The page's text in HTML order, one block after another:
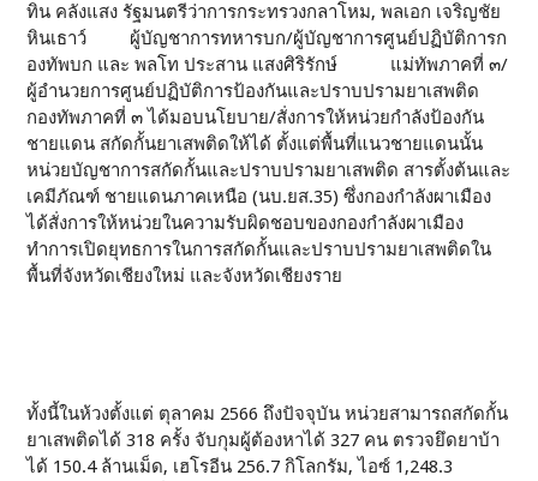
ทิน คลังแสง รัฐมนตรีว่าการกระทรวงกลาโหม, พลเอก เจริญชัย
หินเธาว์ ผู้บัญชาการทหารบก/ผู้บัญชาการศูนย์ปฏิบัติการก
องทัพบก และ พลโท ประสาน แสงศิริรักษ์ แม่ทัพภาคที่ ๓/
ผู้อำนวยการศูนย์ปฏิบัติการป้องกันและปราบปรามยาเสพติด
กองทัพภาคที่ ๓ ได้มอบนโยบาย/สั่งการให้หน่วยกำลังป้องกัน
ชายแดน สกัดกั้นยาเสพติดให้ได้ ตั้งแต่พื้นที่แนวชายแดนนั้น
หน่วยบัญชาการสกัดกั้นและปราบปรามยาเสพติด สารตั้งต้นและ
เคมีภัณฑ์ ชายแดนภาคเหนือ (นบ.ยส.35) ซึ่งกองกำลังผาเมือง
ได้สั่งการให้หน่วยในความรับผิดชอบของกองกำลังผาเมือง
ทำการเปิดยุทธการในการสกัดกั้นและปราบปรามยาเสพติดใน
พื้นที่จังหวัดเชียงใหม่ และจังหวัดเชียงราย
ทั้งนี้ในห้วงตั้งแต่ ตุลาคม 2566 ถึงปัจจุบัน หน่วยสามารถสกัดกั้น
ยาเสพติดได้ 318 ครั้ง จับกุมผู้ต้องหาได้ 327 คน ตรวจยึดยาบ้า
ได้ 150.4 ล้านเม็ด, เฮโรอีน 256.7 กิโลกรัม, ไอซ์ 1,248.3